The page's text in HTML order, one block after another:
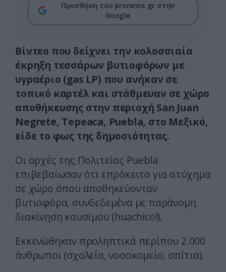
Προσθήκη του pronews.gr στην
Google
Βίντεο που δείχνει την κολοσσιαία
έκρηξη τεσσάρων βυτιοφόρων με
υγραέριο (gas LP) που ανήκαν σε
τοπικό καρτέλ και στάθμευαν σε χώρο
αποθήκευσης στην περιοχή San Juan
Negrete, Tepeaca, Puebla, στο Μεξικό,
είδε το φως της δημοσιότητας.
Οι αρχές της Πολιτείας Puebla
επιβεβαίωσαν ότι επρόκειτο για ατύχημα
σε χώρο όπου αποθηκεύονταν
βυτιοφόρα, συνδεδεμένα με παράνομη
διακίνηση καυσίμου (huachicol).
Εκκενώθηκαν προληπτικά περίπου 2.000
άνθρωποι (σχολεία, νοσοκομείο, σπίτια).